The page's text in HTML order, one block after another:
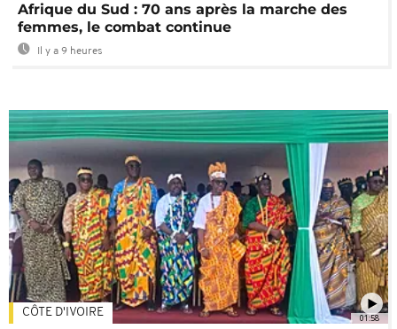
Afrique du Sud : 70 ans après la marche des
femmes, le combat continue
Il y a 9 heures
01:58
CÔTE D'IVOIRE